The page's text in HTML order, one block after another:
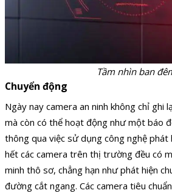
Tầm nhìn ban
Chuyển động
Ngày nay camera an ninh không chỉ ghi
mà còn có thể hoạt động như một báo
thông qua việc sử dụng công nghệ phát
hết các camera trên thị trường đều có
minh thô sơ, chẳng hạn như phát hiện
đường cắt ngang. Các camera tiêu